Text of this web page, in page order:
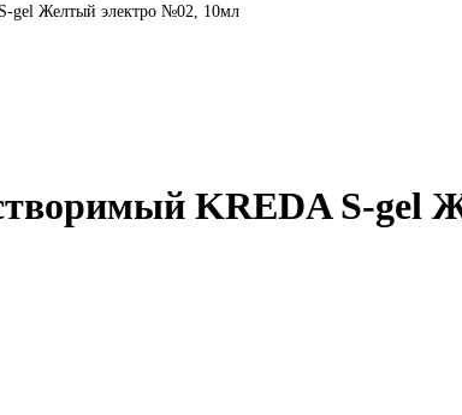
gel Желтый электро №02, 10мл
KREDA S-gel